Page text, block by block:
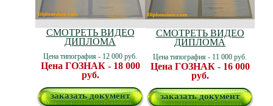
СМОТРЕТЬ ВИДЕО
ДИПЛОМА
Цена типография - 12 000 руб.
Цена ГОЗНАК - 18 000
руб.
заказать документ
СМОТРЕТЬ ВИДЕО
ДИПЛОМА
Цена типография - 11 000 руб.
Цена ГОЗНАК - 16 000
руб.
заказать документ